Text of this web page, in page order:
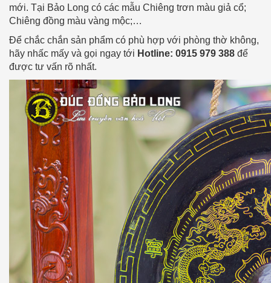
mới. Tại Bảo Long có các mẫu Chiêng trơn màu giả cổ;
Chiêng đồng màu vàng mộc;…
Để chắc chắn sản phẩm có phù hợp với phòng thờ không,
hãy nhấc mấy và gọi ngay tới Hotline: 0915 979 388 để
được tư vấn rõ nhất.